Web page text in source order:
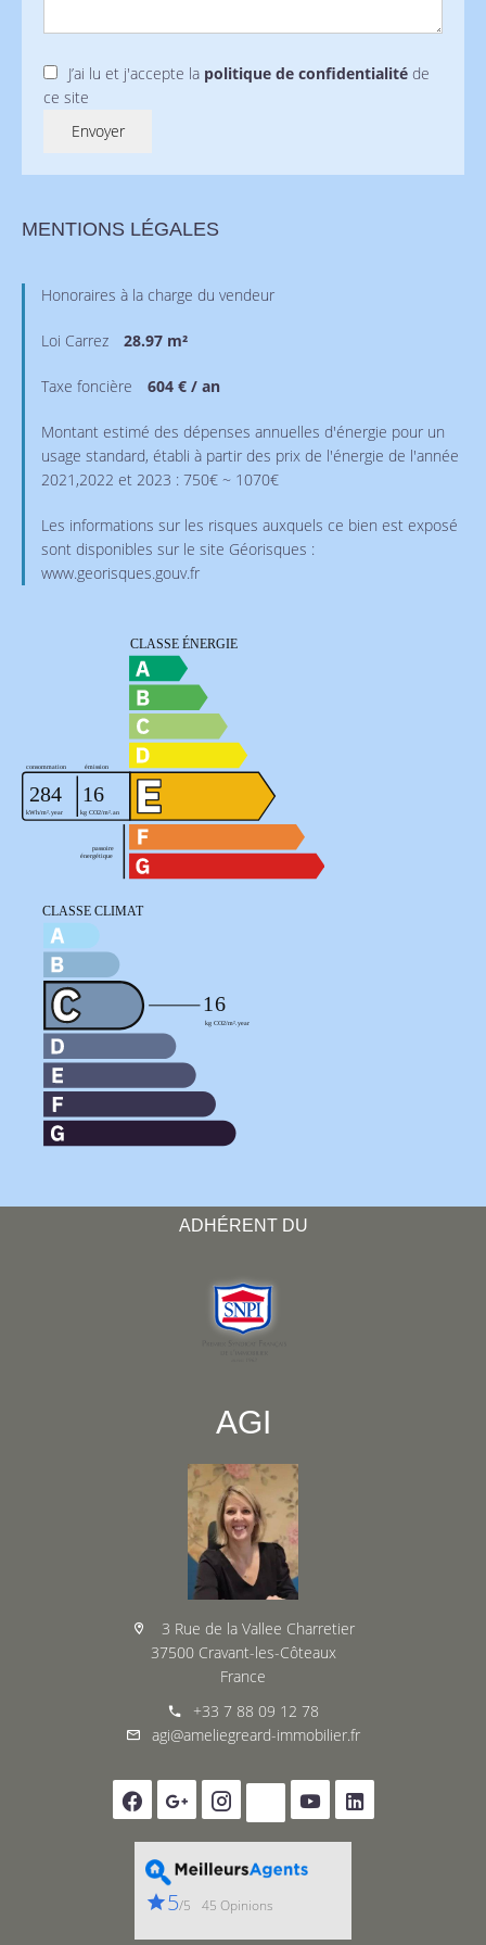
J’ai lu et j'accepte la politique de confidentialité de
ce site
Envoyer
MENTIONS LÉGALES
Honoraires à la charge du vendeur
Loi Carrez 28.97 m²
Taxe foncière 604 € / an
Montant estimé des dépenses annuelles d'énergie pour un
usage standard, établi à partir des prix de l'énergie de l'année
2021,2022 et 2023 : 750€ ~ 1070€
Les informations sur les risques auxquels ce bien est exposé
sont disponibles sur le site Géorisques :
www.georisques.gouv.fr
ADHÉRENT DU
AGI
3 Rue de la Vallee Charretier
37500 Cravant-les-Côteaux
France
+33 7 88 09 12 78
agi@ameliegreard-immobilier.fr
5/5 45 Opinions